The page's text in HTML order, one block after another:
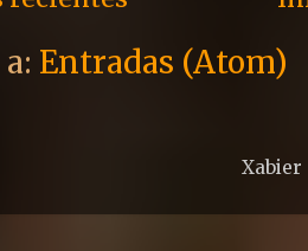
Entradas (Atom)
Xabier